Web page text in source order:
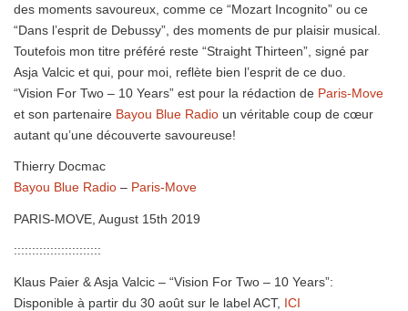
des moments savoureux, comme ce “Mozart Incognito” ou ce
“Dans l’esprit de Debussy”, des moments de pur plaisir musical.
Toutefois mon titre préféré reste “Straight Thirteen”, signé par
Asja Valcic et qui, pour moi, reflète bien l’esprit de ce duo.
“Vision For Two – 10 Years” est pour la rédaction de Paris-Move
et son partenaire Bayou Blue Radio un véritable coup de cœur
autant qu’une découverte savoureuse!
Thierry Docmac
Bayou Blue Radio – Paris-Move
PARIS-MOVE, August 15th 2019
::::::::::::::::::::::::
Klaus Paier & Asja Valcic – “Vision For Two – 10 Years”:
Disponible à partir du 30 août sur le label ACT, ICI